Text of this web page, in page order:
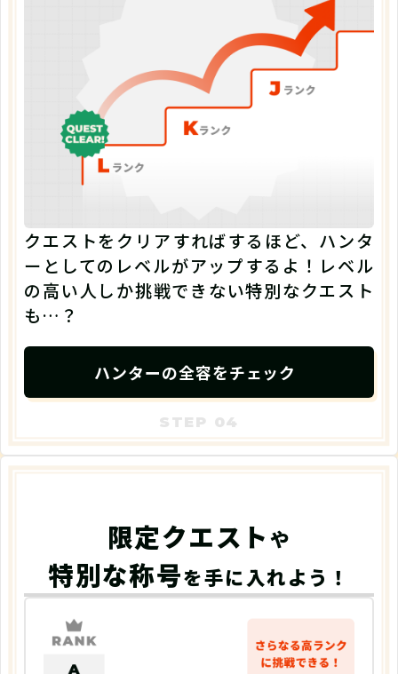
クエストをクリアすればするほど、ハンタ
ーとしてのレベルがアップするよ！レベル
の高い人しか挑戦できない特別なクエスト
も…？
ハンターの全容をチェック
限定クエストや
特別な称号を手に入れよう！